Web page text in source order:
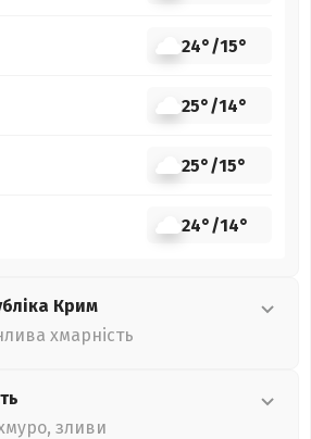
24°/15°
25°/14°
25°/15°
24°/14°
Крим
хмарність
зливи